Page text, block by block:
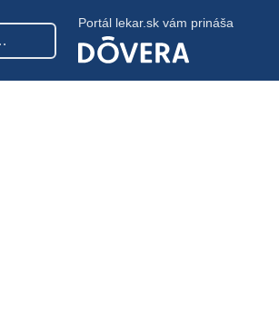
Portál lekar.sk vám prináša